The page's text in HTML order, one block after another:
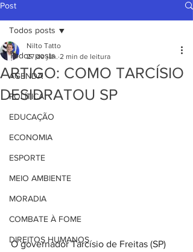
Post
Todos posts
AGENDA
POLÍTICA
EDUCAÇÃO
ECONOMIA
ESPORTE
MEIO AMBIENTE
MORADIA
COMBATE À FOME
DIREITOS HUMANOS
Todos posts
ARTIGO: COMO TARCÍSIO
DESIDRATOU SP
Nilto Tatto
27 de jan. 2 min de leitura
O governador Tarcísio de Freitas (SP)